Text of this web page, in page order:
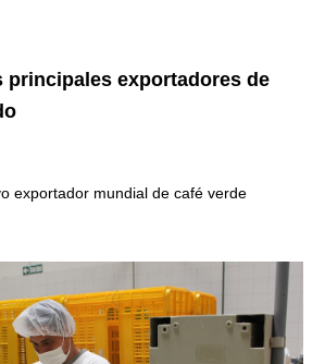
principales exportadores de
exportador mundial de café verde